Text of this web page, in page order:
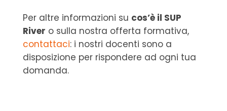
Per altre informazioni su cos’è il SUP
River o sulla nostra offerta formativa,
contattaci: i nostri docenti sono a
disposizione per rispondere ad ogni tua
domanda.